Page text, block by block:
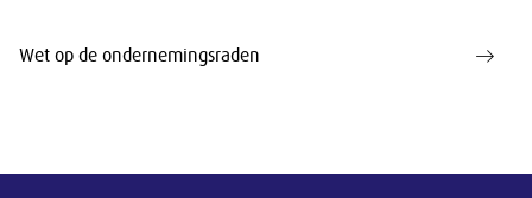
Wet op de ondernemingsraden